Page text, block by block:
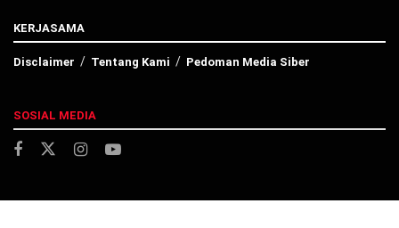
KERJASAMA
Disclaimer Tentang Kami Pedoman Media Siber
SOSIAL MEDIA